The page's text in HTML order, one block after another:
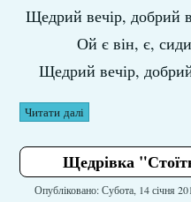
Щедрий вечір, добрий
Ой є він, є,
Щедрий вечір,
Читати далі
Щедрівка
Опубліковано: Субота, 14 січня